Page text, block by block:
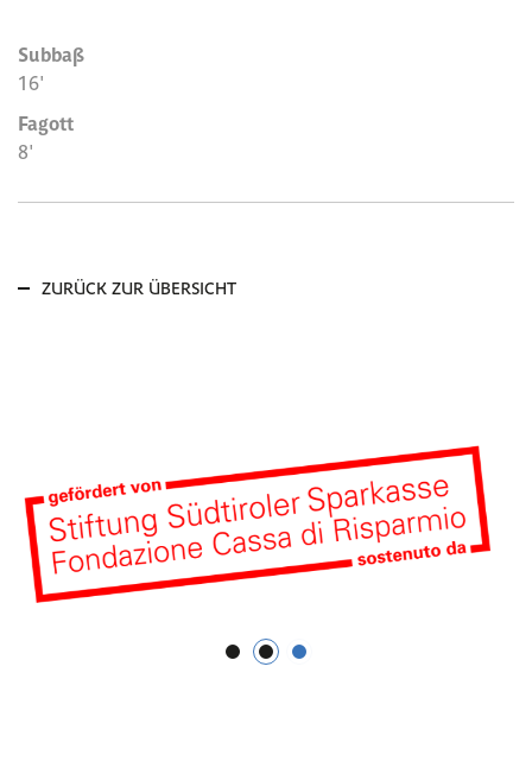
Subbaß
16'
Fagott
8'
ZURÜCK ZUR ÜBERSICHT
1 2 3